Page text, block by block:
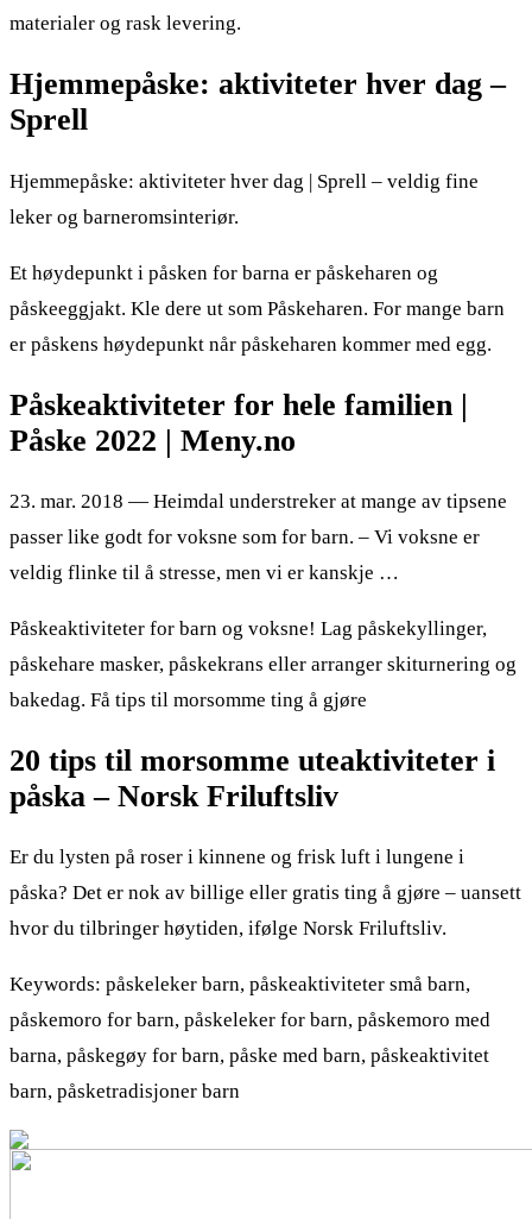
materialer og rask levering.
Hjemmepåske: aktiviteter hver dag –
Sprell
Hjemmepåske: aktiviteter hver dag | Sprell – veldig fine
leker og barneromsinteriør.
Et høydepunkt i påsken for barna er påskeharen og
påskeeggjakt. Kle dere ut som Påskeharen. For mange barn
er påskens høydepunkt når påskeharen kommer med egg.
Påskeaktiviteter for hele familien |
Påske 2022 | Meny.no
23. mar. 2018 — Heimdal understreker at mange av tipsene
passer like godt for voksne som for barn. – Vi voksne er
veldig flinke til å stresse, men vi er kanskje …
Påskeaktiviteter for barn og voksne! Lag påskekyllinger,
påskehare masker, påskekrans eller arranger skiturnering og
bakedag. Få tips til morsomme ting å gjøre
20 tips til morsomme uteaktiviteter i
påska – Norsk Friluftsliv
Er du lysten på roser i kinnene og frisk luft i lungene i
påska? Det er nok av billige eller gratis ting å gjøre – uansett
hvor du tilbringer høytiden, ifølge Norsk Friluftsliv.
Keywords: påskeleker barn, påskeaktiviteter små barn,
påskemoro for barn, påskeleker for barn, påskemoro med
barna, påskegøy for barn, påske med barn, påskeaktivitet
barn, påsketradisjoner barn